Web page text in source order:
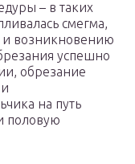
– в таких
смегма,
и возникновению
успешно
обрезание
на путь
половую